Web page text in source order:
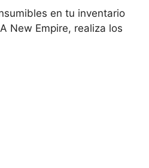
en tu‍ inventario
New Empire, realiza los